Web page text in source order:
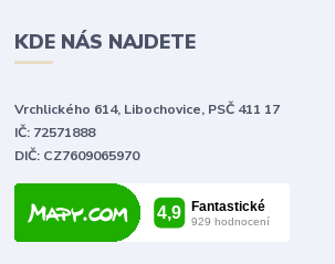
KDE NÁS NAJDETE
Vrchlického 614, Libochovice, PSČ 411 17
IČ: 72571888
DIČ: CZ7609065970